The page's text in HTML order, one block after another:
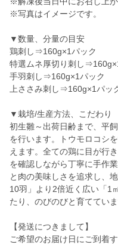
※写真はイメージです。
▼数量、分量の目安
鶏刺し⇒160g×1パック
特選ムネ厚切り刺し
手羽刺し⇒160g×1パック
上ささみ刺し⇒160g×1パッ
▼栽培/生産方法、こだわり
初生雛～出荷日齢まで、平
を行います。トウモロコシ
えます。全ての鶏に目が行
を確認しながら丁寧に手作
と肉の美味しさを追求し、
10羽」より2倍近く広い「1
たり、のびのびと育てていま
【発送につきまして】
ご希望のお届け日にご到着